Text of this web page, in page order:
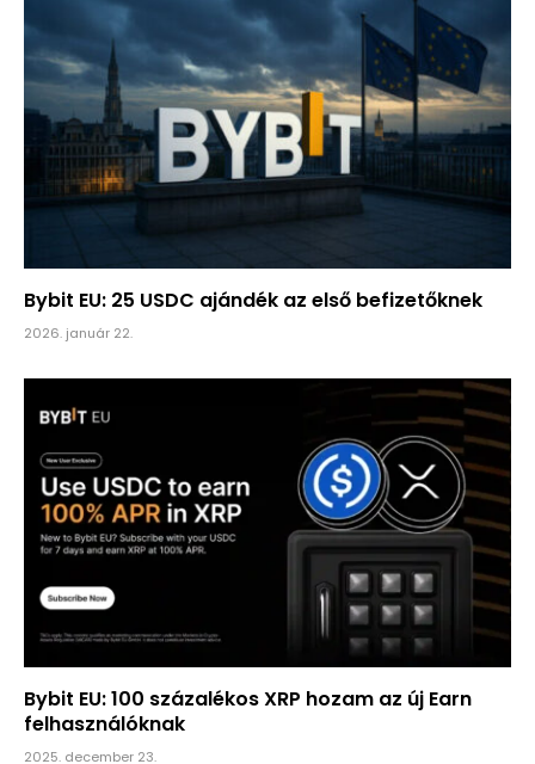
Bybit EU: 25 USDC ajándék az első befizetőknek
2026. január 22.
Bybit EU: 100 százalékos XRP hozam az új Earn
felhasználóknak
2025. december 23.